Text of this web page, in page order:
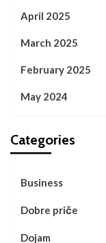
April 2025
March 2025
February 2025
May 2024
Categories
Business
Dobre priče
Dojam